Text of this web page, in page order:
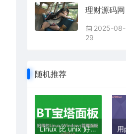
2025-08-
29
随机推荐
Linux 比 unix 好在哪？